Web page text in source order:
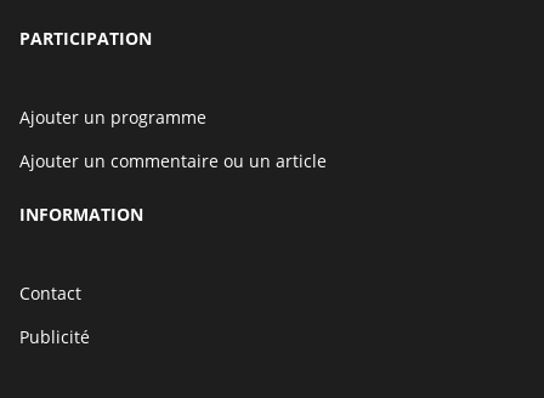
PARTICIPATION
Ajouter un programme
Ajouter un commentaire ou un article
INFORMATION
Contact
Publicité